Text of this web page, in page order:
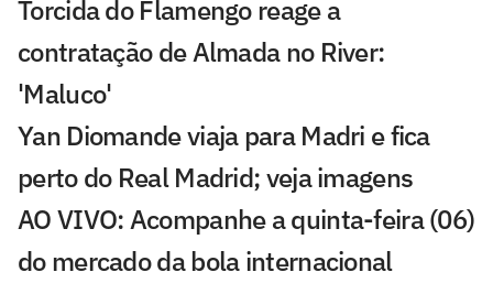
Torcida do Flamengo reage a
contratação de Almada no River:
'Maluco'
Yan Diomande viaja para Madri e fica
perto do Real Madrid; veja imagens
AO VIVO: Acompanhe a quinta-feira (06)
do mercado da bola internacional